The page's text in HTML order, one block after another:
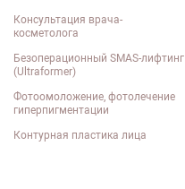
Консультация врача-
косметолога
Безоперационный SMAS-лифтинг
(Ultraformer)
Фотоомоложение, фотолечение
гиперпигментации
Контурная пластика лица